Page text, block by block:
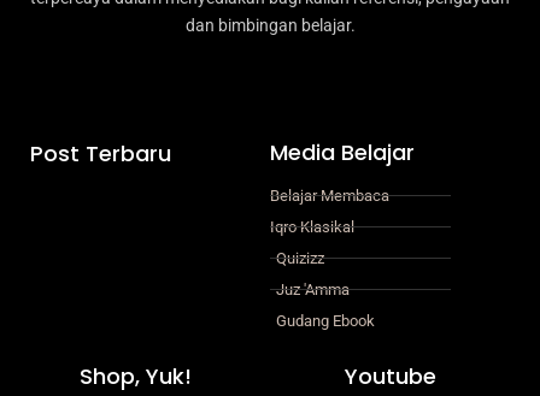
dan bimbingan belajar.
Post Terbaru Media Belajar
Belajar Membaca
Iqro Klasikal
Quizizz
Juz 'Amma
Gudang Ebook
Shop, Yuk! Youtube